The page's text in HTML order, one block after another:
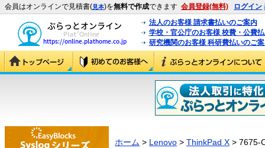
会員はオンラインで見積書(見本)を無料で作成できます 会員登録(無料) ログイン
法人のお客様 請求書払いのご案内
学校・官公庁のお客様 校費・公費
研究機関のお客様 科研費払いのご
ホーム > Lenovo > ThinkPad X > 7675-